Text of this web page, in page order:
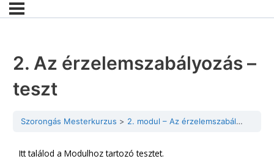
2. Az érzelemszabályozás –
teszt
Szorongás Mesterkurzus 2. modul – Az érzelemszabályozás
Itt találod a Modulhoz tartozó tesztet.